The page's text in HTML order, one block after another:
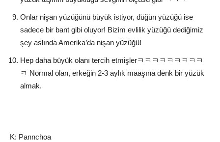
Onlar nişan yüzüğünü büyük istiyor, düğün yüzüğü ise
sadece bir bant gibi oluyor! Bizim evlilik yüzüğü dediğimiz
şey aslında Amerika’da nişan yüzüğü!
Hep daha büyük olanı tercih etmişlerㅋㅋㅋㅋㅋㅋㅋㅋㅋ
ㅋ Normal olan, erkeğin 2-3 aylık maaşına denk bir yüzük
almak.
K: Pannchoa